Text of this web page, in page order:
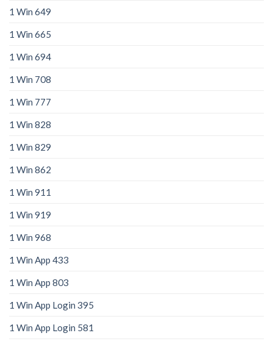
1 Win 649
1 Win 665
1 Win 694
1 Win 708
1 Win 777
1 Win 828
1 Win 829
1 Win 862
1 Win 911
1 Win 919
1 Win 968
1 Win App 433
1 Win App 803
1 Win App Login 395
1 Win App Login 581